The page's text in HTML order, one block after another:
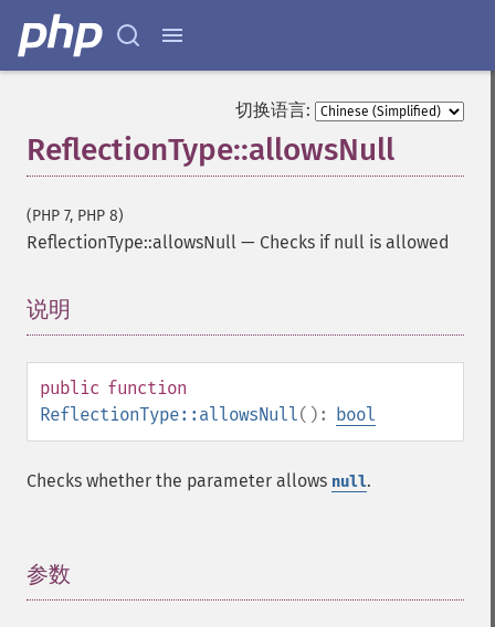
切换语言:
ReflectionType::allowsNull
(PHP 7, PHP 8)
ReflectionType::allowsNull — Checks if null is allowed
说明
public function
ReflectionType::allowsNull(): bool
Checks whether the parameter allows null.
参数